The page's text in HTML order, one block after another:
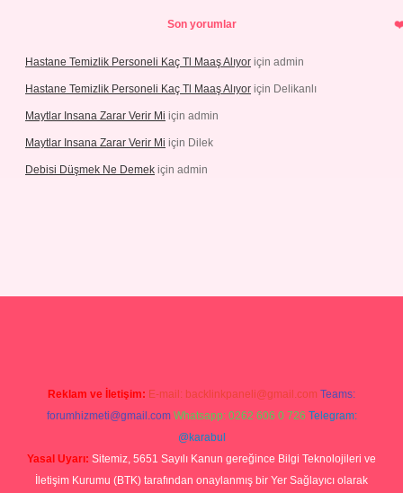
Son yorumlar
Hastane Temizlik Personeli Kaç Tl Maaş Alıyor için admin
Hastane Temizlik Personeli Kaç Tl Maaş Alıyor için Delikanlı
Maytlar Insana Zarar Verir Mi için admin
Maytlar Insana Zarar Verir Mi için Dilek
Debisi Düşmek Ne Demek için admin
Reklam ve İletişim: E-mail: backlinkpaneli@gmail.com Teams:
forumhizmeti@gmail.com Whatsapp: 0262 606 0 726 Telegram:
@karabul
Yasal Uyarı: Sitemiz, 5651 Sayılı Kanun gereğince Bilgi Teknolojileri ve
İletişim Kurumu (BTK) tarafından onaylanmış bir Yer Sağlayıcı olarak